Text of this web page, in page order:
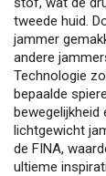
tweede huid.
jammer
andere
Technologie
bepaalde
lichtgewicht
de FINA,
ultieme